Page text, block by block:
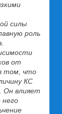
силы
роль
от
том, что
КС
Он влияет
него